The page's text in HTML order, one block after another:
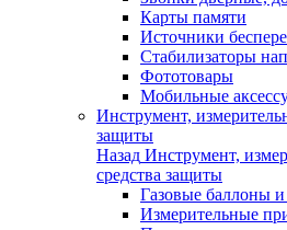
Карты памяти
Источники
Стабилизаторы
Фототовары
Мобильные
Инструмент,
защиты
Назад Инструмент,
средства защиты
Газовые баллоны
Измерительные